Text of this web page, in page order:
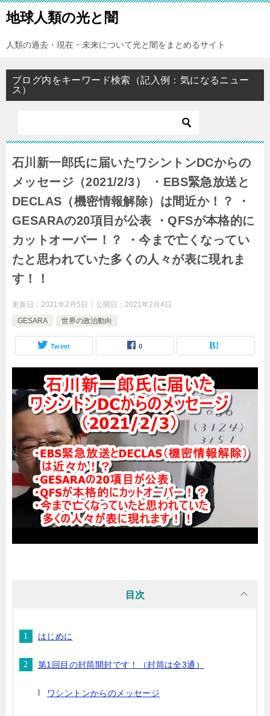
地球人類の光と闇
人類の過去・現在・未来について光と闇をまとめるサイト
ブログ内をキーワード検索（記入例：気になるニュー
ス）
石川新一郎氏に届いたワシントンDCからの
メッセージ（2021/2/3） ・EBS緊急放送と
DECLAS（機密情報解除）は間近か！？ ・
GESARAの20項目が公表 ・QFSが本格的に
カットオーバー！？ ・今まで亡くなってい
たと思われていた多くの人々が表に現れま
す！！
更新日： 2021年2月5日 公開日： 2021年2月4日
GESARA
世界の政治動向
Tweet 0
目次
はじめに
第1回目の封筒開封です！（封筒は全3通）
ワシントンからのメッセージ